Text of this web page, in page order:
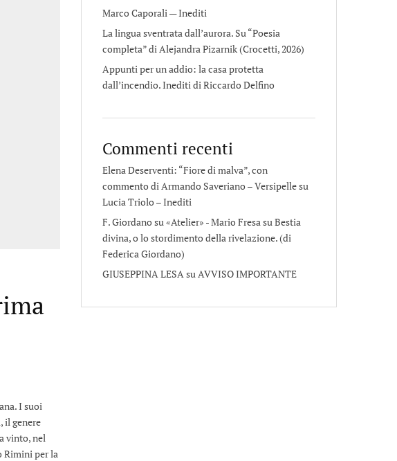
I suoi
il genere
vinto, nel
Rimini per la
Marco Caporali — Inediti
La lingua sventrata dall’aurora. Su “Poesia
completa” di Alejandra Pizarnik (Crocetti, 2026)
Appunti per un addio: la casa protetta
dall’incendio. Inediti di Riccardo Delfino
Commenti recenti
Elena Deserventi: “Fiore di malva”, con
commento di Armando Saveriano – Versipellesu
Lucia Triolo – Inediti
F. Giordano su «Atelier» - Mario FresasuBestia
divina, o lo stordimento della rivelazione. (di
Federica Giordano)
GIUSEPPINA LESAsuAVVISO IMPORTANTE